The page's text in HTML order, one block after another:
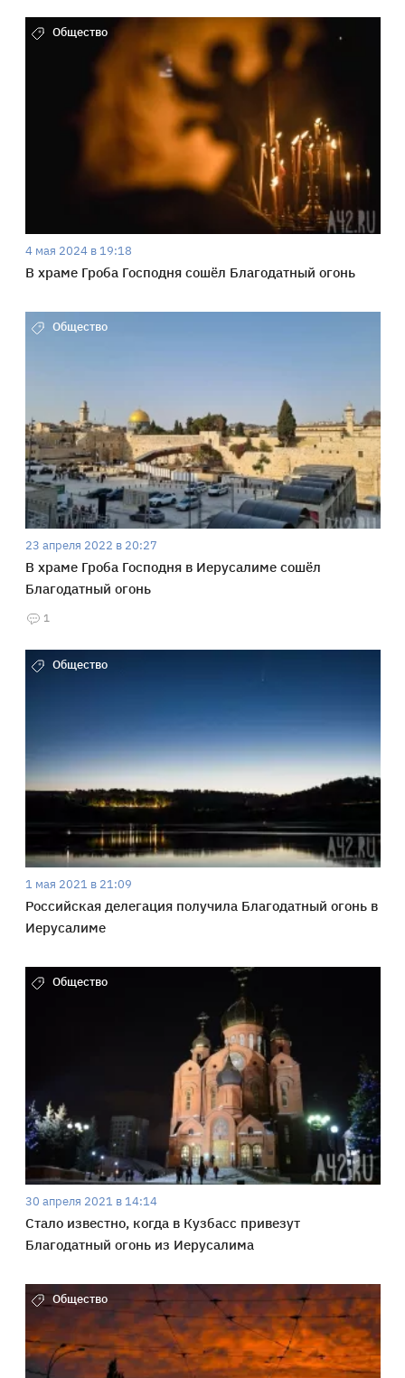
Общество
4 мая 2024 в 19:18
В храме Гроба Господня сошёл Благодатный огонь
Общество
23 апреля 2022 в 20:27
В храме Гроба Господня в Иерусалиме сошёл
Благодатный огонь
1
Общество
1 мая 2021 в 21:09
Российская делегация получила Благодатный огонь в
Иерусалиме
Общество
30 апреля 2021 в 14:14
Стало известно, когда в Кузбасс привезут
Благодатный огонь из Иерусалима
Общество